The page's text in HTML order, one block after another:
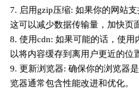
7. 启用gzip压缩: 如果你的网站
这可以减少数据传输量，加快页
8. 使用cdn: 如果可能的话，使
以将内容缓存到离用户更近的位
9. 更新浏览器: 确保你的浏览器
览器通常包含性能改进和优化。